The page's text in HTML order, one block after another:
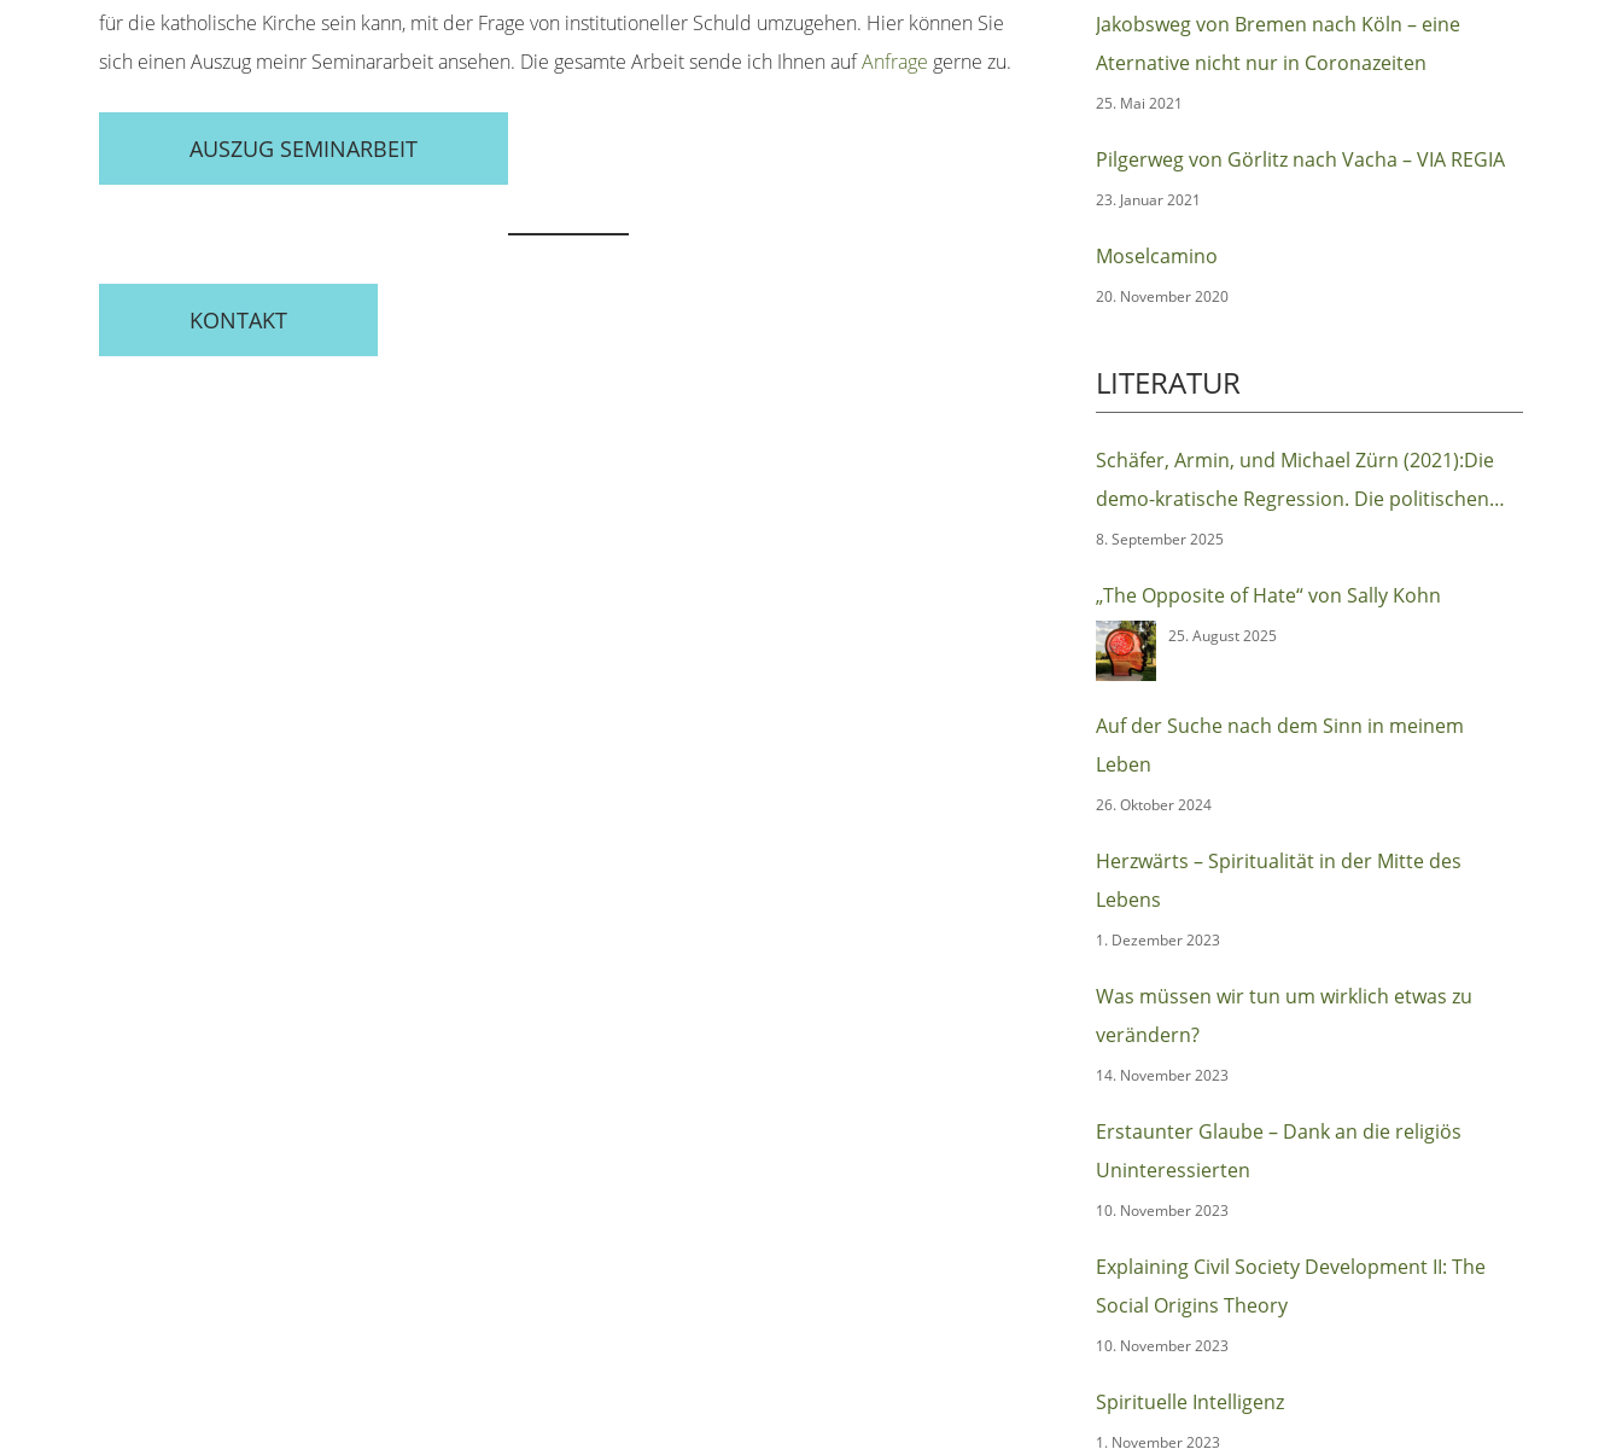
für die katholische Kirche sein kann, mit der Frage von institutioneller Schuld umzugehen. Hier können Sie
sich einen Auszug meinr Seminararbeit ansehen. Die gesamte Arbeit sende ich Ihnen aufAnfrage gerne zu.
AUSZUG SEMINARBEIT
KONTAKT
Jakobsweg von Bremen nach Köln – eine
Aternative nicht nur in Coronazeiten
25. Mai 2021
Pilgerweg von Görlitz nach Vacha – VIA REGIA
23. Januar 2021
Moselcamino
20. November 2020
LITERATUR
Schäfer, Armin, und Michael Zürn (2021):Die
demo-kratische Regression. Die politischen
Ursachen des autoritären Populismus
8. September 2025
„The Opposite of Hate“ von Sally Kohn
25. August 2025
Auf der Suche nach dem Sinn in meinem
Leben
26. Oktober 2024
Herzwärts – Spiritualität in der Mitte des
Lebens
1. Dezember 2023
Was müssen wir tun um wirklich etwas zu
verändern?
14. November 2023
Erstaunter Glaube – Dank an die religiös
Uninteressierten
10. November 2023
Explaining Civil Society Development II: The
Social Origins Theory
10. November 2023
Spirituelle Intelligenz
1. November 2023